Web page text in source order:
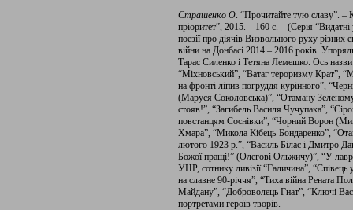
Страшенко О. “Прочитайте тую славу”. –
пріоритет”, 2015. – 160 с. – (Серія
поезії про діячів Визвольного руху
війни на Донбасі 2014 – 2016 років.
Тарас Силенко і Тетяна Лемешко. Ось
“Міхновський”, “Ватаг тероризму Крат”,
на фронті ліпив погруддя курінного”,
(Маруся Соколовська)”, “Отаману
стояв!”, “Загибель Василя Чучупака”,
повстанцям Соснівки”, “Чорний Ворон
Хмара”, “Микола Кібець-Бондаренко”,
лютого 1923 р.”, “Василь Білас і Дмитро
Божої пращі!” (Олегові Ольжичу)”, “У
УНР, сотнику дивізії “Галичина”,
на славне 90-річчя”, “Тиха війна Рената
Майдану”, “Доброволець Гнат”, “Ключі
портретами героїв творів.